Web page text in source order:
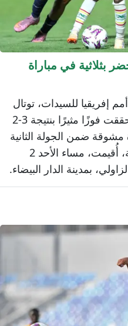
في مباراة
للسيدات، توتال
إنيرجيز، المغرب 2026، بعدما حققت فوزًا مثيرًا بنتيجة 3-2
ضمن الجولة الثانية
من منافسات المجموعة الرابعة، أُقيمت، مساء الأحد 2
بمدينة الدار البيضاء.